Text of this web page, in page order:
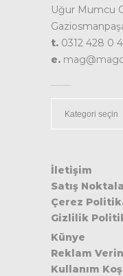
Uğur Mumcu
t. 0312 428 0
e.
İletişim
Satış
Çerez
Gizlilik
Künye
Reklam Verin
Kullanım